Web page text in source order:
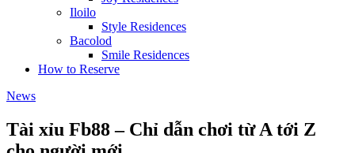
Iloilo
Style Residences
Bacolod
Smile Residences
How to Reserve
News
Tài xỉu Fb88 – Chỉ dẫn chơi từ A tới Z